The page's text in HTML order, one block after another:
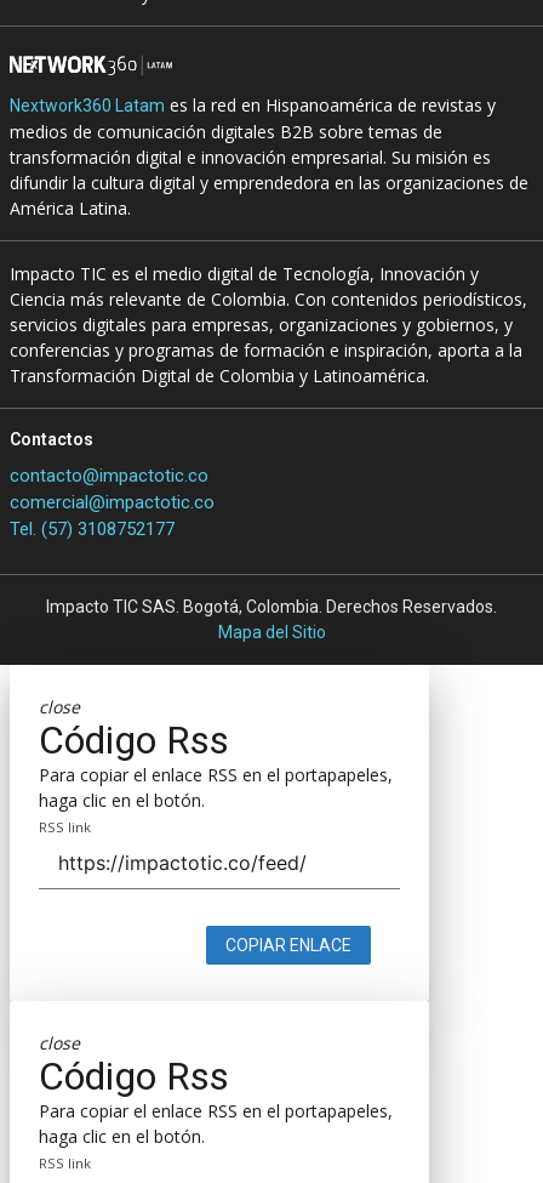
Nextwork360 Latam es la red en Hispanoamérica de revistas y
medios de comunicación digitales B2B sobre temas de
transformación digital e innovación empresarial. Su misión es
difundir la cultura digital y emprendedora en las organizaciones de
América Latina.
Impacto TIC es el medio digital de Tecnología, Innovación y
Ciencia más relevante de Colombia. Con contenidos periodísticos,
servicios digitales para empresas, organizaciones y gobiernos, y
conferencias y programas de formación e inspiración, aporta a la
Transformación Digital de Colombia y Latinoamérica.
Contactos
contacto@impactotic.co
comercial@impactotic.co
Tel. (57) 3108752177
Impacto TIC SAS. Bogotá, Colombia. Derechos Reservados.
Mapa del Sitio
close
Código Rss
Para copiar el enlace RSS en el portapapeles,
haga clic en el botón.
RSS link
COPIAR ENLACE
close
Código Rss
Para copiar el enlace RSS en el portapapeles,
haga clic en el botón.
RSS link